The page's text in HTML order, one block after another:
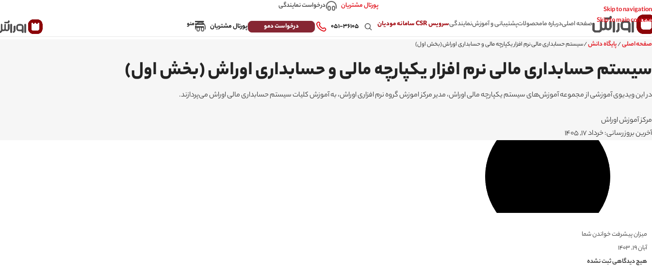
Skip to navigation
Skip to main content
پورتال مشتریان
درخواست نمایندگی
صفحه اصلیدرباره مامحصولاتپشتیبانی و آموزشنمایندگیسرویس CSR سامانه مودیان ۰۵۱-۳۶۱۰۵ درخواست دمو پورتال مشتریان منو
صفحه اصلی/پایگاه دانش/سیستم حسابداری مالی نرم افزار یکپارچه مالی و حسابداری اوراش (بخش اول)
سیستم حسابداری مالی نرم افزار یکپارچه مالی و حسابداری اوراش (بخش اول)
در این ویدیوی آموزشی از مجموعه آموزش‌های سیستم یکپارچه مالی اوراش، مدیر مرکز اموزش گروه نرم افزاری اوراش، به آموزش کلیات سیستم حسابداری مالی اوراش می‌پردازند.
مرکز آموزش اوراش
آخرین بروزرسانی: خرداد 17, 1405
میزان پیشرفت خواندن شما
آبان ۱۹, ۱۴۰۳
هیچ دیدگاهی ثبت نشده